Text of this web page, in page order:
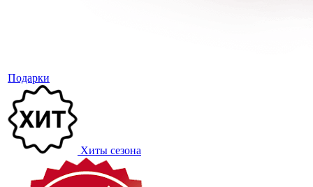
Подарки
Хиты сезона